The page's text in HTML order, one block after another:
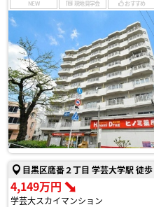
NEW 現地見学会 おすすめ
目黒区鷹番２丁目 学芸大学駅 徒
4,149万円
学芸大スカイマンション